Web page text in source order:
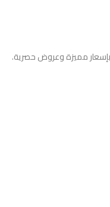
مميزة وعروض حصرية.